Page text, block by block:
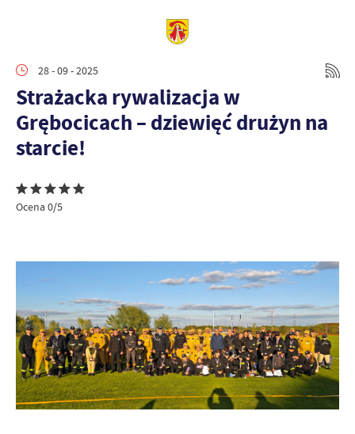
28 - 09 - 2025
Strażacka rywalizacja w
Grębocicach – dziewięć drużyn na
starcie!
Ocena 0/5